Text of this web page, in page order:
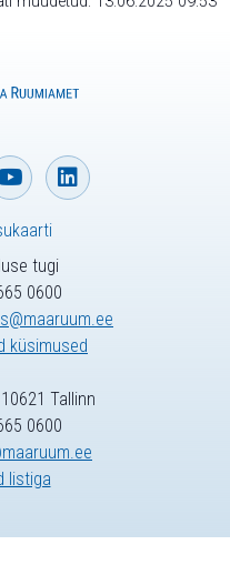
tugi
0600
küsimused
Tallinn
0600
listiga